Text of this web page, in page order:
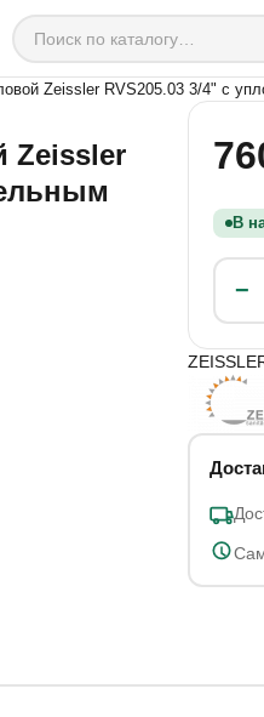
Zeissler RVS205.03 3/4" с
Zeissler
В
−